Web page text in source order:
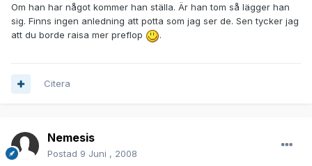
Om han har något kommer han ställa. Är han tom så lägger han
sig. Finns ingen anledning att potta som jag ser de. Sen tycker jag
att du borde raisa mer preflop
.
Citera
Nemesis
Postad 9 Juni , 2008